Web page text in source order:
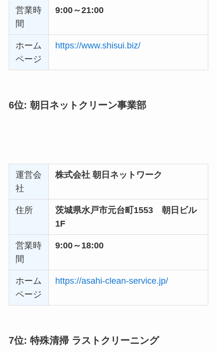
運営会
社
ブレイズ株式会社
住所 茨城県ひたちなか市外野2-5-6
営業時
9:00～21:00
ホーム
https://www.shisui.biz/
6位: 朝日ネットクリーン事業部
運営会
住所
茨城県水戸市元台町1553 朝日ビル